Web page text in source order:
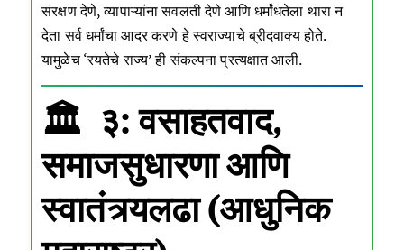
संरक्षण देणे, व्यापाऱ्यांना सवलती देणे आणि धर्मांधतेला थारा न
देता सर्व धर्मांचा आदर करणे हे स्वराज्याचे ब्रीदवाक्य होते.
यामुळेच ‘रयतेचे राज्य’ ही संकल्पना प्रत्यक्षात आली.
🏛️ ३: वसाहतवाद,
समाजसुधारणा आणि
स्वातंत्र्यलढा (आधुनिक